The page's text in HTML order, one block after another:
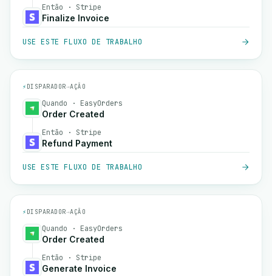
Então · Stripe
Finalize Invoice
USE ESTE FLUXO DE TRABALHO
⚡ DISPARADOR→AÇÃO
Quando · EasyOrders
Order Created
Então · Stripe
Refund Payment
USE ESTE FLUXO DE TRABALHO
⚡ DISPARADOR→AÇÃO
Quando · EasyOrders
Order Created
Então · Stripe
Generate Invoice